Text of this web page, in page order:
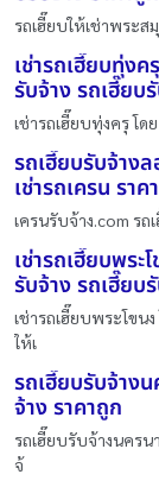
รถเฮี๊ยบให้เช่าพระส
เช่ารถเฮี๊ยบทุ่ง
รับจ้าง รถเฮี๊ยบ
เช่ารถเฮี๊ยบทุ่งครุ โด
รถเฮี๊ยบรับจ้างล
เช่ารถเครน ราค
เครนรับจ้าง.com รถ
เช่ารถเฮี๊ยบพระ
รับจ้าง รถเฮี๊ยบ
เช่ารถเฮี๊ยบพระโขน
ให้เ
รถเฮี๊ยบรับจ้าง
จ้าง ราคาถูก
รถเฮี๊ยบรับจ้างนครน
จ้